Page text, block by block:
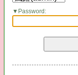
Password: